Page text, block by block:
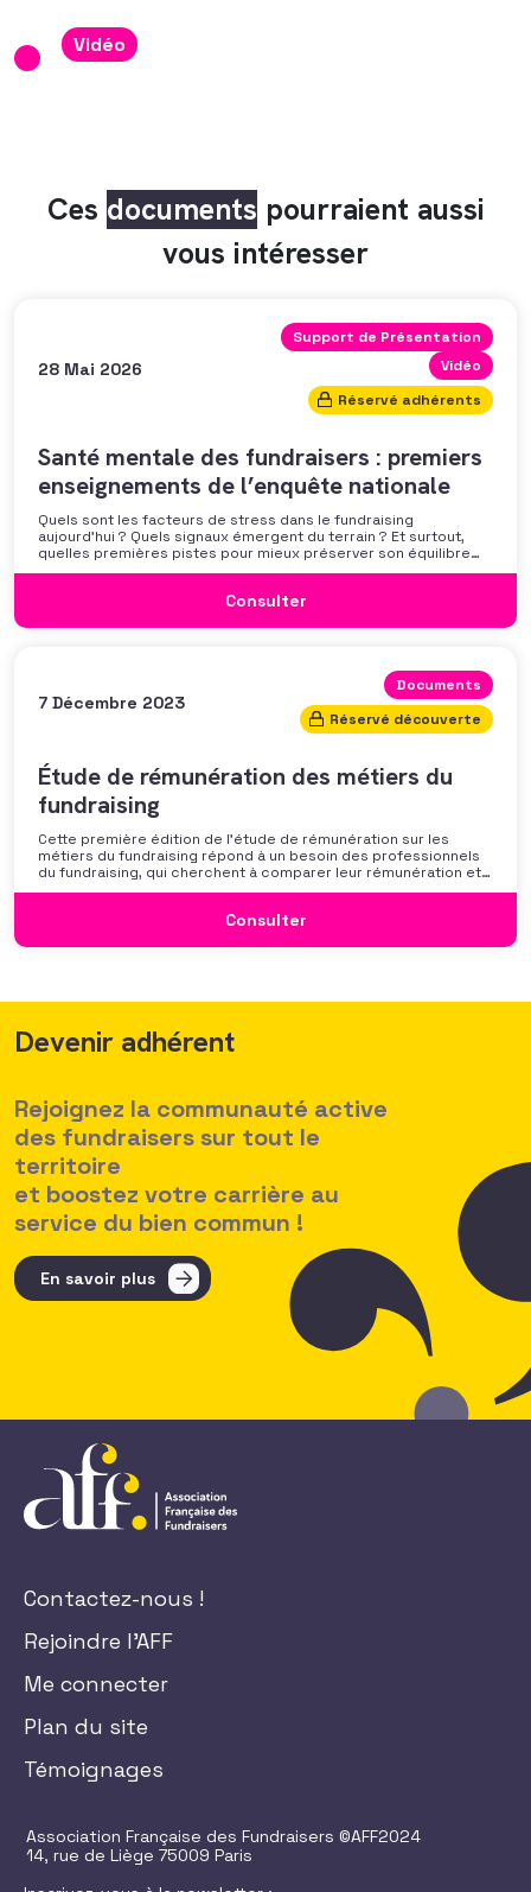
Vidéo
Ces documents pourraient aussi
vous intéresser
28 Mai 2026
Support de Présentation
Vidéo
Réservé adhérents
Santé mentale des fundraisers : premiers
enseignements de l’enquête nationale
Quels sont les facteurs de stress dans le fundraising
aujourd’hui ? Quels signaux émergent du terrain ? Et surtout,
quelles premières pistes pour mieux préserver son équilibre
professionnel ? L’AFF vous propose un webinaire pour découvrir
discussion autour des mécanismes
Consulter
7 Décembre 2023
Documents
Réservé découverte
Étude de rémunération des métiers du
fundraising
Cette première édition de l’étude de rémunération sur les
métiers du fundraising répond à un besoin des professionnels
du fundraising, qui cherchent à comparer leur rémunération et à
se positionner. Elle répond également à une préoccupation
des politiques salariales comme un enjeu majeur,
Consulter
Devenir adhérent
Rejoignez la communauté active
des fundraisers sur tout le
territoire
et boostez votre carrière au
service du bien commun !
En savoir plus
Contactez-nous !
Rejoindre l'AFF
Me connecter
Plan du site
Témoignages
Association Française des Fundraisers ©AFF2024
14, rue de Liège 75009 Paris